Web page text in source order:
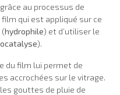
au processus de
qui est appliqué sur ce
(hydrophile) et d’utiliser le
).
du film lui permet de
accrochées sur le vitrage.
gouttes de pluie de